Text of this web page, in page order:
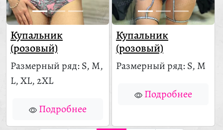
Купальник
(розовый)
Размерный ряд: S, M,
L, XL, 2XL
Подробнее
Купальник
(розовый)
Размерный ряд: S, M
Подробнее